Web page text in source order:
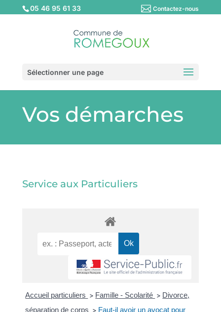
05 46 95 61 33 Contactez-nous
Sélectionner une page
Vos démarches
Service aux Particuliers
Accueil particuliers > Famille - Scolarité > Divorce,
séparation de corps > Faut-il avoir un avocat pour